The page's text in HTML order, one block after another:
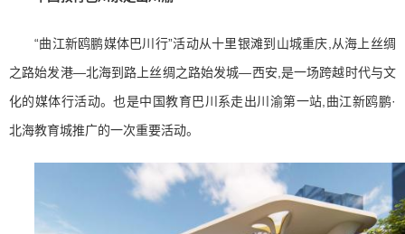
“曲江新鸥鹏媒体巴川行”活动从十里银滩到山城重庆,从海上丝绸
之路始发港—北海到路上丝绸之路始发城—西安,是一场跨越时代与文
化的媒体行活动。也是中国教育巴川系走出川渝第一站,曲江新鸥鹏·
北海教育城推广的一次重要活动。